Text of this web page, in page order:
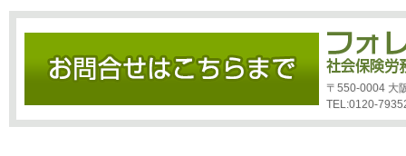
〒550-0004 大
TEL:0120-